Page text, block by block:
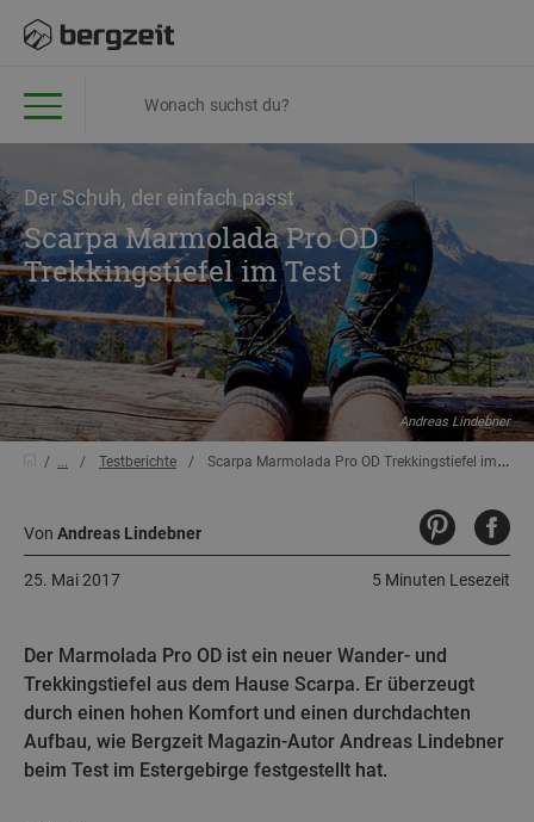
Der Schuh, der einfach passt
Scarpa Marmolada Pro OD
Trekkingstiefel im Test
Andreas Lindebner
... Testberichte Scarpa Marmolada Pro OD Trekkingstiefel im Test
Von Andreas Lindebner
5 Minuten Lesezeit
25. Mai 2017
Der Marmolada Pro OD ist ein neuer Wander- und
Trekkingstiefel aus dem Hause Scarpa. Er überzeugt
durch einen hohen Komfort und einen durchdachten
Aufbau, wie Bergzeit Magazin-Autor Andreas Lindebner
beim Test im Estergebirge festgestellt hat.